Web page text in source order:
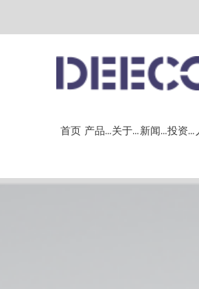
首页 产品＆解决方案 关于我们 新闻中心 投资者关系